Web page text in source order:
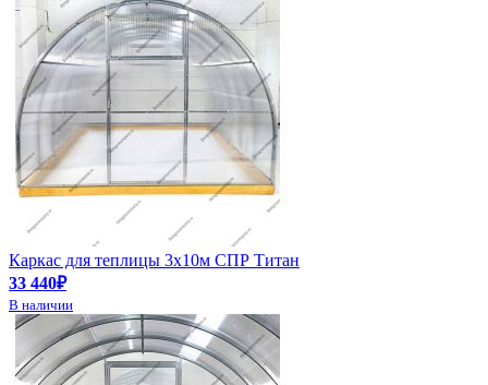
Каркас для теплицы 3х10м СПР Титан
33 440₽
В наличии